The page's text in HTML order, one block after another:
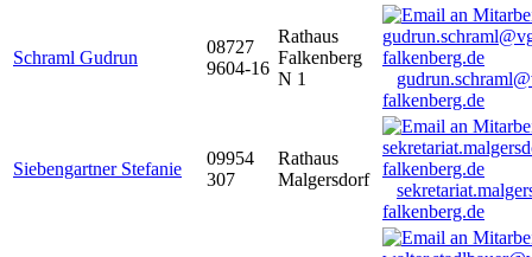
Schraml Gudrun
08727
9604-16
Rathaus
Falkenberg
N 1
falkenberg.de
Siebengartner Stefanie
09954
307
Rathaus
Malgersdorf
falkenberg.de